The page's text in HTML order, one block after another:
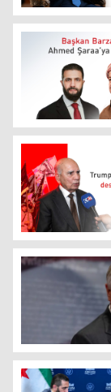
Ahmed
Başkan
Fuad Hüseyin
Lindsey